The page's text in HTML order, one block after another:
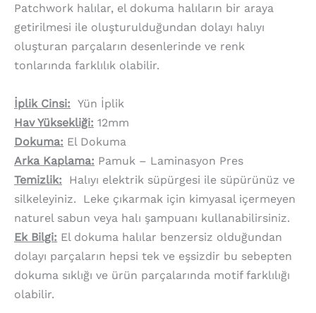
Patchwork halılar, el dokuma halıların bir araya
getirilmesi ile oluşturulduğundan dolayı halıyı
oluşturan parçaların desenlerinde ve renk
tonlarında farklılık olabilir.
İplik Cinsi: Yün İplik
Hav Yüksekliği: 12mm
Dokuma: El Dokuma
Arka Kaplama: Pamuk – Laminasyon Pres
Temizlik: Halıyı elektrik süpürgesi ile süpürünüz ve
silkeleyiniz. Leke çıkarmak için kimyasal içermeyen
naturel sabun veya halı şampuanı kullanabilirsiniz.
Ek Bilgi: El dokuma halılar benzersiz olduğundan
dolayı parçaların hepsi tek ve eşsizdir bu sebepten
dokuma sıklığı ve ürün parçalarında motif farklılığı
olabilir.